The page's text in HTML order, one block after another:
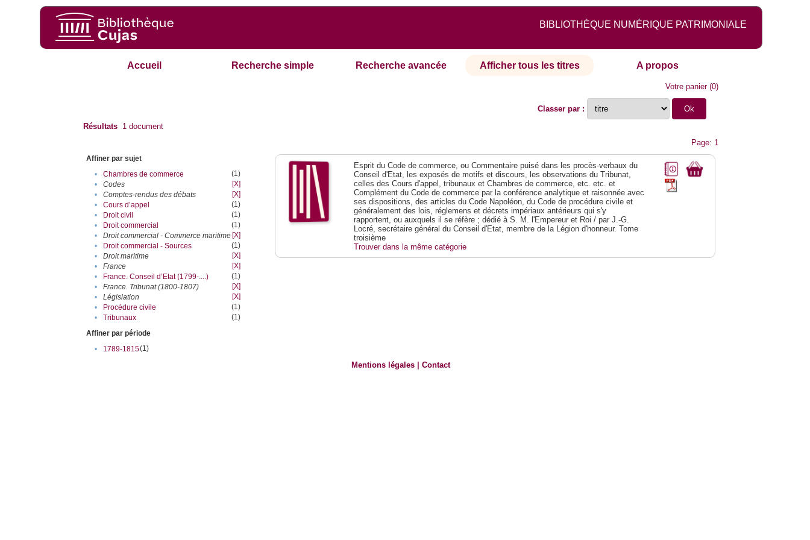
BIBLIOTHÈQUE NUMÉRIQUE PATRIMONIALE
Accueil Recherche simple Recherche avancée Afficher tous les titres A propos
Votre panier(0)
Classer par :
Résultats 1 document
Page: 1
Affiner par sujet
•
Chambres de commerce
(1)
•
Codes
[X]
•
Comptes-rendus des débats
[X]
•
Cours d’appel
(1)
•
Droit civil
(1)
•
Droit commercial
(1)
•
Droit commercial - Commerce maritime [X]
•
Droit commercial - Sources
(1)
•
Droit maritime
[X]
•
France
[X]
•
France. Conseil d’Etat (1799-....)
(1)
•
France. Tribunat (1800-1807)
[X]
•
Législation
[X]
•
Procédure civile
(1)
•
Tribunaux
(1)
Affiner par période
•
1789-1815(1)
Esprit du Code de commerce, ou Commentaire puisé dans les procès-verbaux du
Conseil d'Etat, les exposés de motifs et discours, les observations du Tribunat,
celles des Cours d'appel, tribunaux et Chambres de commerce, etc. etc. et
Complément du Code de commerce par la conférence analytique et raisonnée avec
ses dispositions, des articles du Code Napoléon, du Code de procédure civile et
généralement des lois, réglemens et décrets impériaux antérieurs qui s'y
rapportent, ou auxquels il se réfère ; dédié à S. M. l'Empereur et Roi / par J.-G.
Locré, secrétaire général du Conseil d'Etat, membre de la Légion d'honneur. Tome
troisième
Trouver dans la même catégorie
Mentions légales |Contact